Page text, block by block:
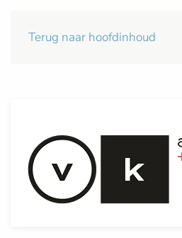
Terug naar hoofdinhoud